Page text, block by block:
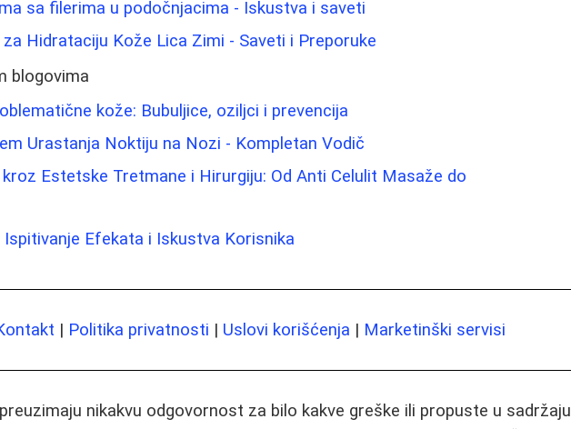
sa filerima u podočnjacima - Iskustva i saveti
Hidrataciju Kože Lica Zimi - Saveti i Preporuke
blogovima
kože: Bubuljice, oziljci i prevencija
Urastanja Noktiju na Nozi - Kompletan Vodič
Estetske Tretmane i Hirurgiju: Od Anti Celulit Masaže do
Efekata i Iskustva Korisnika
| Politika privatnosti | Uslovi korišćenja | Marketinški servisi
nikakvu odgovornost za bilo kakve greške ili propuste u sadržaju